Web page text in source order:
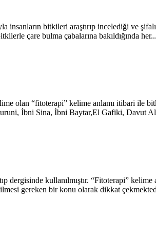
insanların bitkileri araştırıp incelediği ve
çare bulma çabalarına bakıldığında her...
olan “fitoterapi” kelime anlamı itibari ile
İbni Sina, İbni Baytar,El Gafiki, Davut
kullanılmıştır. “Fitoterapi”
gereken bir konu olarak dikkat